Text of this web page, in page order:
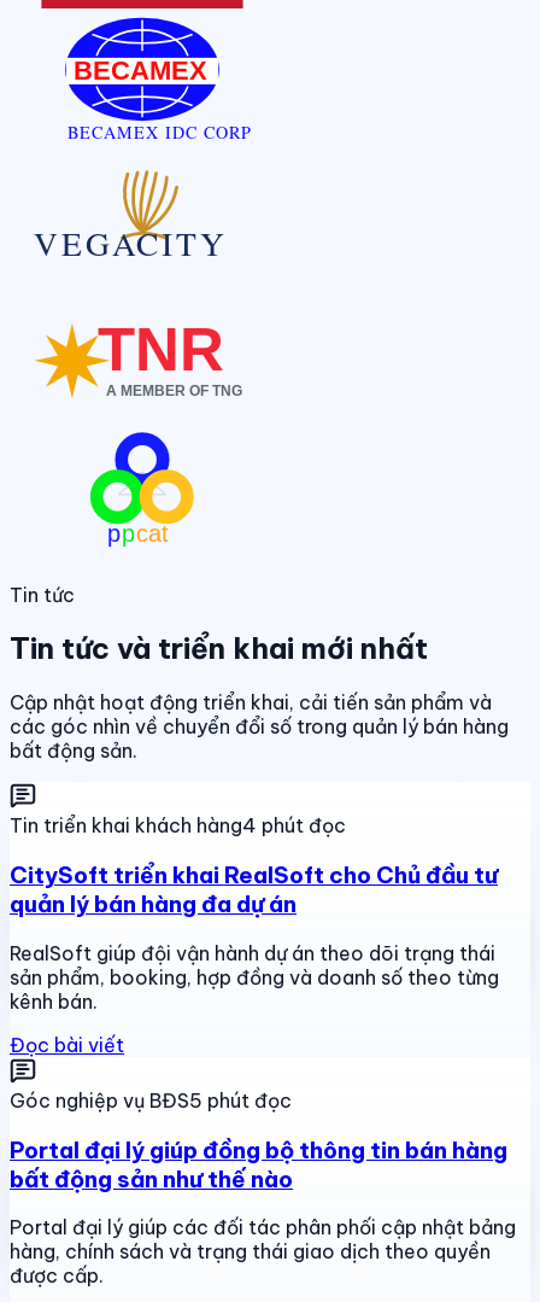
Tin tức
Tin tức và triển khai mới nhất
Cập nhật hoạt động triển khai, cải tiến sản phẩm và
các góc nhìn về chuyển đổi số trong quản lý bán hàng
bất động sản.
Tin triển khai khách hàng4 phút đọc
CitySoft triển khai RealSoft cho Chủ đầu tư
quản lý bán hàng đa dự án
RealSoft giúp đội vận hành dự án theo dõi trạng thái
sản phẩm, booking, hợp đồng và doanh số theo từng
kênh bán.
Đọc bài viết
Góc nghiệp vụ BĐS5 phút đọc
Portal đại lý giúp đồng bộ thông tin bán hàng
bất động sản như thế nào
Portal đại lý giúp các đối tác phân phối cập nhật bảng
hàng, chính sách và trạng thái giao dịch theo quyền
được cấp.